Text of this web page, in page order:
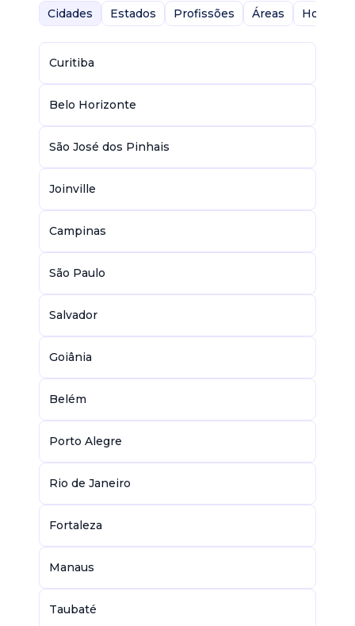
Cidades
Estados Profissões Áreas Home-
Curitiba
Belo Horizonte
São José dos Pinhais
Joinville
Campinas
São Paulo
Salvador
Goiânia
Belém
Porto Alegre
Rio de Janeiro
Fortaleza
Manaus
Taubaté